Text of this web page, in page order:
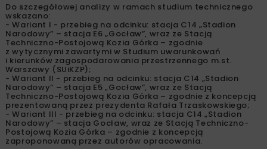
Do szczegółowej analizy w ramach studium technicznego
wskazano:
- Wariant I - przebieg na odcinku: stacja C14 „Stadion
Narodowy” – stacja E6 „Gocław”, wraz ze Stacją
Techniczno-Postojową Kozia Górka – zgodnie
z wytycznymi zawartymi w Studium uwarunkowań
i kierunków zagospodarowania przestrzennego m.st.
Warszawy (SUiKZP);
- Wariant II - przebieg na odcinku: stacja C14 „Stadion
Narodowy” – stacja E5 „Gocław”, wraz ze Stacją
Techniczno-Postojową Kozia Górka – zgodnie z koncepcją
prezentowaną przez prezydenta Rafała Trzaskowskiego;
- Wariant III - przebieg na odcinku: stacja C14 „Stadion
Narodowy” – stacja Gocław, wraz ze Stacją Techniczno-
Postojową Kozia Górka – zgodnie z koncepcją
zaproponowaną przez autorów opracowania.